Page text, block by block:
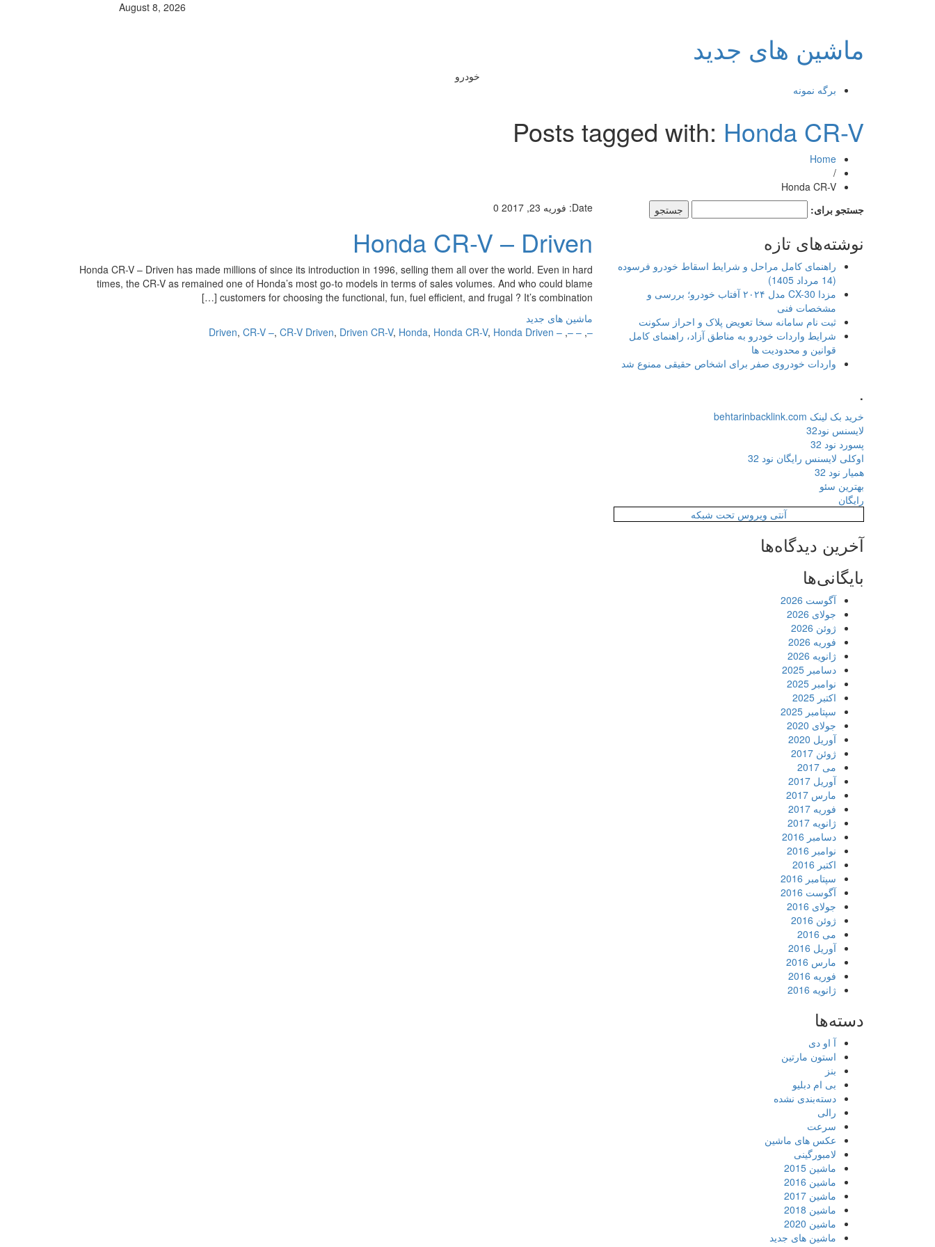
August 8, 2026
ماشین های جدید
خودرو
برگه نمونه
Posts tagged with: Honda CR-V
Home
/
Honda CR-V
Date: فوریه 23, 2017 0
Honda CR-V – Driven
Honda CR-V – Driven has made millions of since its introduction in 1996, selling them all over the world. Even in hard
times, the CR-V as remained one of Honda’s most go-to models in terms of sales volumes. And who could blame
customers for choosing the functional, fun, fuel efficient, and frugal ? It’s combination […]
ماشین های جدید
–
,
– –
,
– Driven
, CR-V –, CR-V Driven, Driven CR-V, Honda, Honda CR-V, Honda Driven
جستجو برای:
نوشته‌های تازه
راهنمای کامل مراحل و شرایط اسقاط خودرو فرسوده
(14 مرداد 1405)
مزدا CX-30 مدل ۲۰۲۴ آفتاب خودرو؛ بررسی و
مشخصات فنی
ثبت نام سامانه سخا تعویض پلاک و احراز سکونت
شرایط واردات خودرو به مناطق آزاد، راهنمای کامل
قوانین و محدودیت ها
واردات خودروی صفر برای اشخاص حقیقی ممنوع شد
.
خرید بک لینک behtarinbacklink.com
لایسنس نود32
پسورد نود 32
اوکلی لایسنس رایگان نود 32
همیار نود 32
بهترین سئو
رایگان
آنتی ویروس تحت شبکه
آخرین دیدگاه‌ها
بایگانی‌ها
آگوست 2026
جولای 2026
ژوئن 2026
فوریه 2026
ژانویه 2026
دسامبر 2025
نوامبر 2025
اکتبر 2025
سپتامبر 2025
جولای 2020
آوریل 2020
ژوئن 2017
می 2017
آوریل 2017
مارس 2017
فوریه 2017
ژانویه 2017
دسامبر 2016
نوامبر 2016
اکتبر 2016
سپتامبر 2016
آگوست 2016
جولای 2016
ژوئن 2016
می 2016
آوریل 2016
مارس 2016
فوریه 2016
ژانویه 2016
دسته‌ها
آ او دی
استون مارتین
بنز
بی ام دبلیو
دسته‌بندی نشده
رالی
سرعت
عکس های ماشین
لامبورگینی
ماشین 2015
ماشین 2016
ماشین 2017
ماشین 2018
ماشین 2020
ماشین های جدید